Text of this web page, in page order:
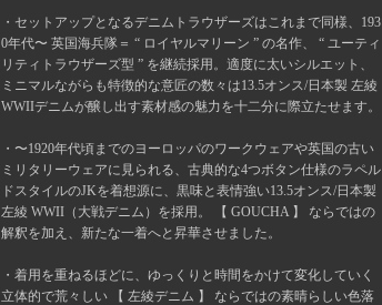
・セットアップとなるデニムトラウザーズはこれまで同様、193
0年代〜 英国海兵隊＝ “ ロイヤルマリーン ” の名作、 “ ユーティ
リティトラウザーズ型 ” を継続採用。適度に太いシルエット、
ミニマルながらも特徴的な意匠の数々は13.5オンス/日本製 左綾
WWIIデニムが醸し出す素材感の魅力を十二分に際立たせます。
・〜1920年代頃までのヨーロッパのワークウェアや英国の古い
ミリタリーウェアに見られる、古典的な4つボタン仕様のラペル
ドスタイルのJKを着想源に、黒味と表情強い13.5オンス/日本製
左綾 WWII（大戦デニム）を採用。 【 GOUCHA 】 ならではの
解釈を加え、新たな一着へと昇華させました。
・着用を重ねるほどに、ゆっくりと時間をかけて変化していく
立体的で荒々しい 【 左綾デニム 】 ならではの素晴らしい色落